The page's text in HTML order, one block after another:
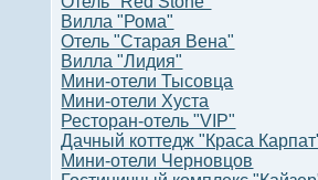
Вилла "Рома"
Отель "Старая Вена"
Вилла "Лидия"
Мини-отели Тысовца
Мини-отели Хуста
Ресторан-отель "VIP"
Дачный коттедж "Краса
Мини-отели Черновцов